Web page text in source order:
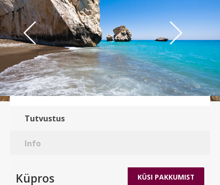
Previous
Tutvustus
Info
KÜSI PAKKUMIST
Küpros